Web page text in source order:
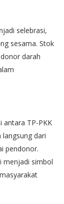
selebrasi,
sesama. Stok
darah
antara TP-PKK
langsung dari
pendonor.
menjadi simbol